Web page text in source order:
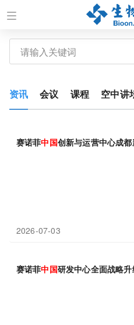
资讯 会议 课程 空中讲
赛诺菲中国创新与运营中心成都
2026-07-03
赛诺菲中国研发中心全面战略升